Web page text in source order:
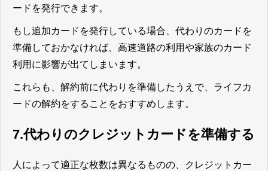
ードを発行できます。
もし追加カードを発行している場合、代わりのカードを
準備しておかなければ、高速道路の利用や家族のカード
利用に影響が出てしまいます。
これらも、解約前に代わりを準備したうえで、ライフカ
ードの解約をすることをおすすめします。
7.代わりのクレジットカードを準備する
人によって適正な枚数は異なるものの、クレジットカー